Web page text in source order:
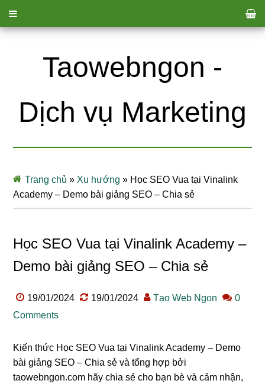
Taowebngon -
Dịch vụ Marketing
Trang chủ » Xu hướng » Học SEO Vua tại Vinalink
Academy – Demo bài giảng SEO – Chia sẻ
Học SEO Vua tại Vinalink Academy –
Demo bài giảng SEO – Chia sẻ
19/01/2024 19/01/2024 Tạo Web Ngon
0
Comments
Kiến thức Học SEO Vua tại Vinalink Academy – Demo
bài giảng SEO – Chia sẻ và tổng hợp bởi
taowebngon.com hãy chia sẻ cho bạn bè và cảm nhận,